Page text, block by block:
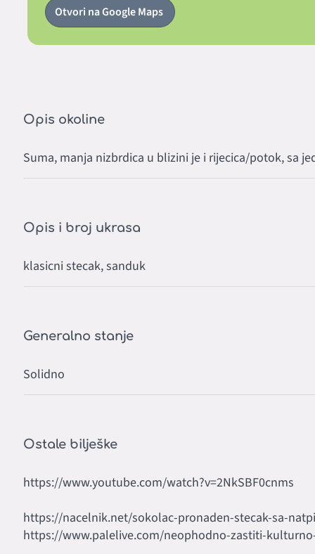
Otvori na Google Maps
Opis okoline
Suma, manja nizbrdica u blizini je i rijecica/potok, sa
Opis i broj ukrasa
klasicni stecak, sanduk
Generalno stanje
Solidno
Ostale bilješke
https://www.youtube.com/watch?v=2NkSBF0cnms
https://nacelnik.net/sokolac-pronaden-stecak-sa-
https://www.palelive.com/neophodno-zastiti-